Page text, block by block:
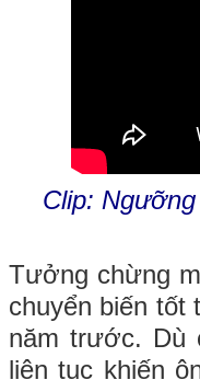
Clip:
Tưởng chừng
chuyển biến tốt
năm trước. Dù
liên tục khiến